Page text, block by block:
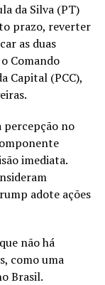
da Silva (PT)
prazo, reverter
as duas
Comando
Capital (PCC),
percepção no
imediata.
adote ações
não há
como uma
Brasil.